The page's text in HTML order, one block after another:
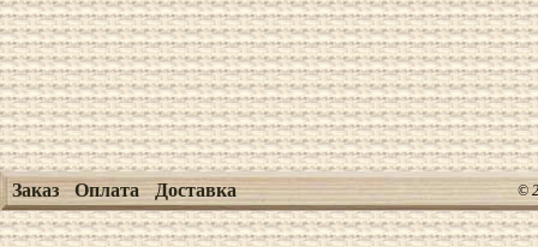
Заказ Оплата Доставка ©